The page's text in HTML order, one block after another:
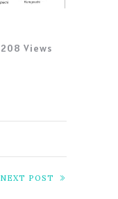
Views
NEXT POST